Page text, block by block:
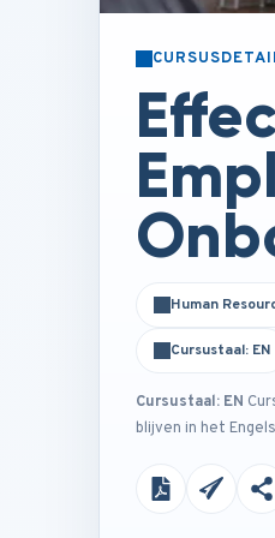
Human
Cursustaal: EN
Cursustaal: EN
blijven in het